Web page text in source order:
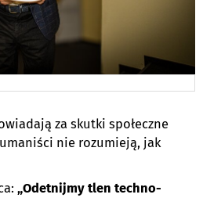
za skutki społeczne
nie rozumieją, jak
„Odetnijmy tlen techno-